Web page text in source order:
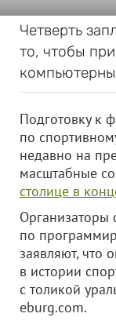
Четверть
то, чтобы
Подготовку к
по
недавно на
масштабные
столице в
по
заявляют, что
в истории
с толикой
eburg.com.